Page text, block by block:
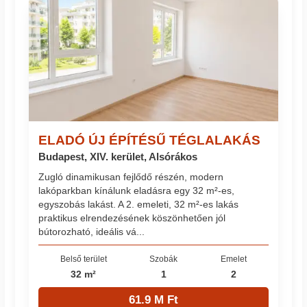
ELADÓ ÚJ ÉPÍTÉSŰ TÉGLALAKÁS
Budapest, XIV. kerület, Alsórákos
Zugló dinamikusan fejlődő részén, modern
lakóparkban kínálunk eladásra egy 32 m²-es,
egyszobás lakást. A 2. emeleti, 32 m²-es lakás
praktikus elrendezésének köszönhetően jól
bútorozható, ideális vá...
Belső terület
32 m²
Szobák
1
Emelet
2
61.9 M Ft